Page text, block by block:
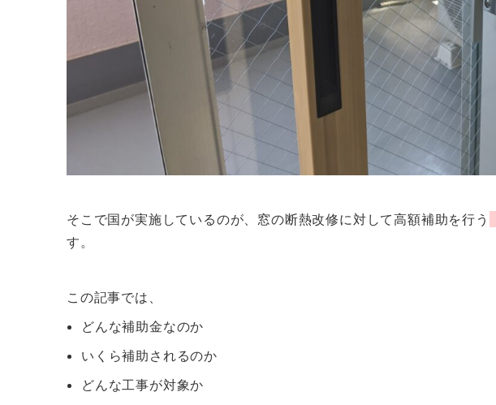
そこで国が実施しているのが、窓の断熱改修に対して高額補助を行う
す。
この記事では、
どんな補助金なのか
いくら補助されるのか
どんな工事が対象か